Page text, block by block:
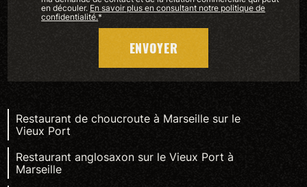
en découler. En savoir plus en consultant notre politique de
confidentialité.*
Restaurant de choucroute à Marseille sur le
Vieux Port
Restaurant anglosaxon sur le Vieux Port à
Marseille